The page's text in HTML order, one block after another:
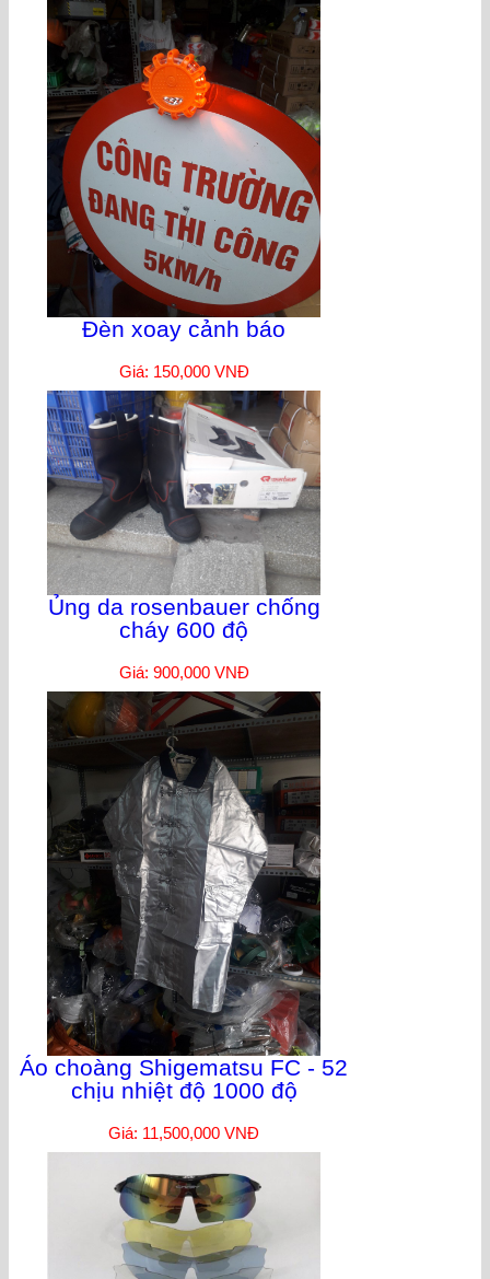
Đèn xoay cảnh báo
Giá: 150,000 VNĐ
Ủng da rosenbauer chống
cháy 600 độ
Giá: 900,000 VNĐ
Áo choàng Shigematsu FC - 52
chịu nhiệt độ 1000 độ
Giá: 11,500,000 VNĐ